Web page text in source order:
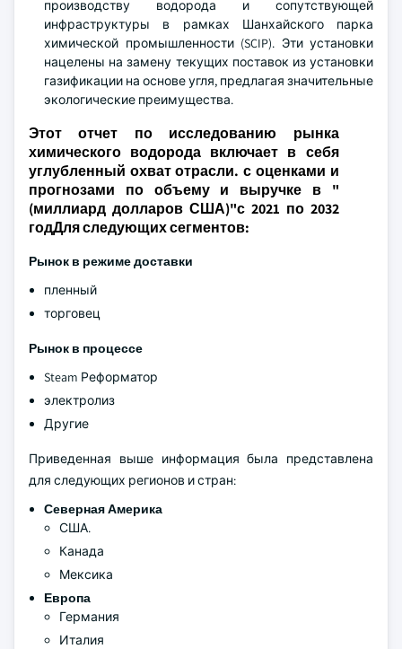
производству водорода и сопутствующей
инфраструктуры в рамках Шанхайского парка
химической промышленности (SCIP). Эти установки
нацелены на замену текущих поставок из установки
газификации на основе угля, предлагая значительные
экологические преимущества.
Этот отчет по исследованию рынка
химического водорода включает в себя
углубленный охват отрасли. с оценками и
прогнозами по объему и выручке в "
(миллиард долларов США)"с 2021 по 2032
годДля следующих сегментов:
Рынок в режиме доставки
пленный
торговец
Рынок в процессе
Steam Реформатор
электролиз
Другие
Приведенная выше информация была представлена
для следующих регионов и стран:
Северная Америка
США.
Канада
Мексика
Европа
Германия
Италия